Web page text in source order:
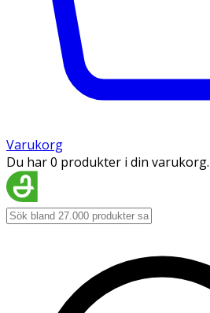
Varukorg
Du har 0 produkter i din varukorg.